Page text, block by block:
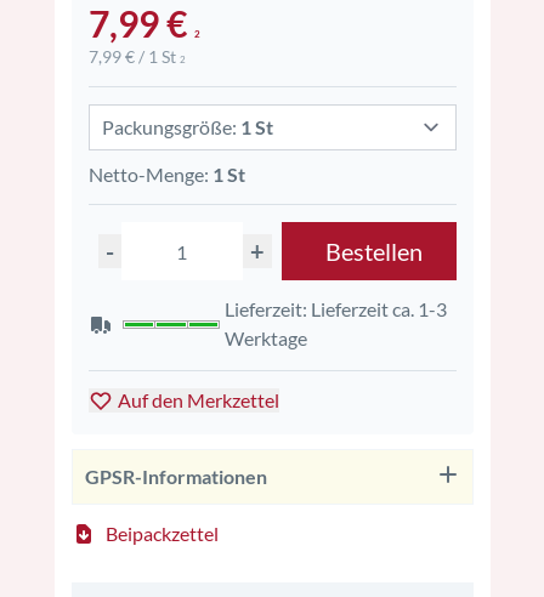
7,99 € 2
7,99 € / 1 St 2
Packungsgröße: 1 St
Netto-Menge: 1 St
- + Bestellen
Lieferzeit: Lieferzeit ca. 1-3
Werktage
Auf den Merkzettel
GPSR-Informationen
Beipackzettel